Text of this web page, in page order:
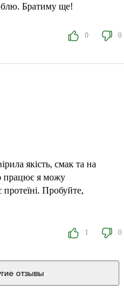
Братиму ще!
0 0
якість, смак та на
працює я можу
Пробуйте,
1 0
отзывы